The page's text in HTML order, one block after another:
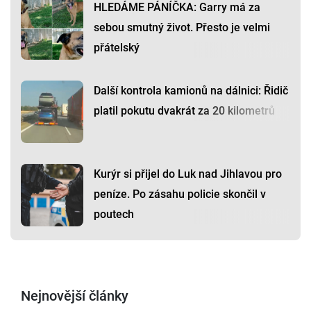
HLEDÁME PÁNÍČKA: Garry má za
sebou smutný život. Přesto je velmi
přátelský
Další kontrola kamionů na dálnici: Řidič
platil pokutu dvakrát za 20 kilometrů
Kurýr si přijel do Luk nad Jihlavou pro
peníze. Po zásahu policie skončil v
poutech
Nejnovější články